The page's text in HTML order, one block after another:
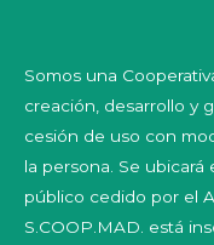
Somos una
creación, desarrollo y
cesión de uso con
la persona. Se ubicará
público cedido por el
S.COOP.MAD. está